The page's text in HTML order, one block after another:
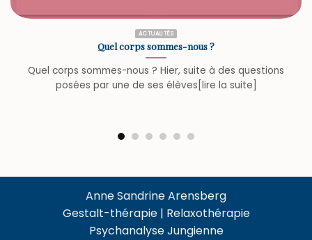
ACTUALITÉS
Quel corps sommes-nous ?
Quel corps sommes-nous ? Hier, suite à des questions
posées par une de ses élèves[lire la suite]
Anne Sandrine Arensberg
Gestalt-thérapie | Relaxothérapie
Psychanalyse Jungienne